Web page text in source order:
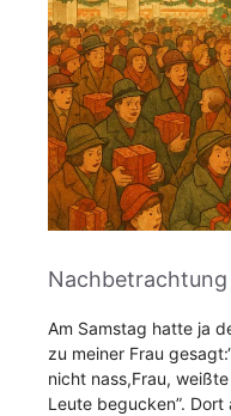
Am Samstag hatte ja
zu meiner Frau
nicht nass,Frau,
Leute begucken”.